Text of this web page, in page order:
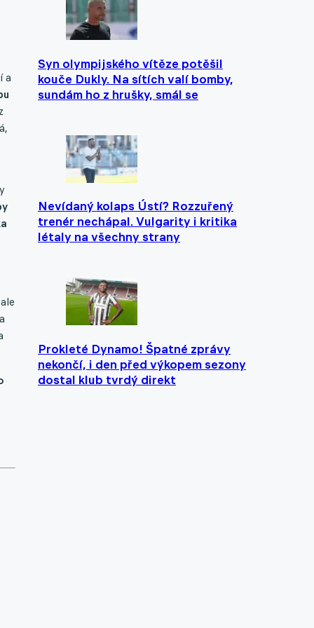
Syn olympijského vítěze potěšil
kouče Dukly. Na sítích valí bomby,
sundám ho z hrušky, smál se
Nevídaný kolaps Ústí? Rozzuřený
trenér nechápal. Vulgarity i kritika
létaly na všechny strany
Prokleté Dynamo! Špatné zprávy
nekončí, i den před výkopem sezony
dostal klub tvrdý direkt
a